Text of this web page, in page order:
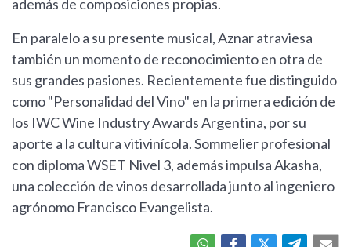
además de composiciones propias.
En paralelo a su presente musical, Aznar atraviesa
también un momento de reconocimiento en otra de
sus grandes pasiones. Recientemente fue distinguido
como "Personalidad del Vino" en la primera edición de
los IWC Wine Industry Awards Argentina, por su
aporte a la cultura vitivinícola. Sommelier profesional
con diploma WSET Nivel 3, además impulsa Akasha,
una colección de vinos desarrollada junto al ingeniero
agrónomo Francisco Evangelista.